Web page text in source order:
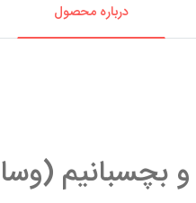
درباره محصول
و بچسبانیم